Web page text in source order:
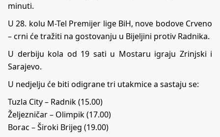
minuti.
U 28. kolu M-Tel Premijer lige BiH, nove bodove Crveno
– crni će tražiti na gostovanju u Bijeljini protiv Radnika.
U derbiju kola od 19 sati u Mostaru igraju Zrinjski i
Sarajevo.
U nedjelju će biti odigrane tri utakmice a sastaju se:
Tuzla City – Radnik (15.00)
Željezničar – Olimpik (17.00)
Borac – Široki Brijeg (19.00)